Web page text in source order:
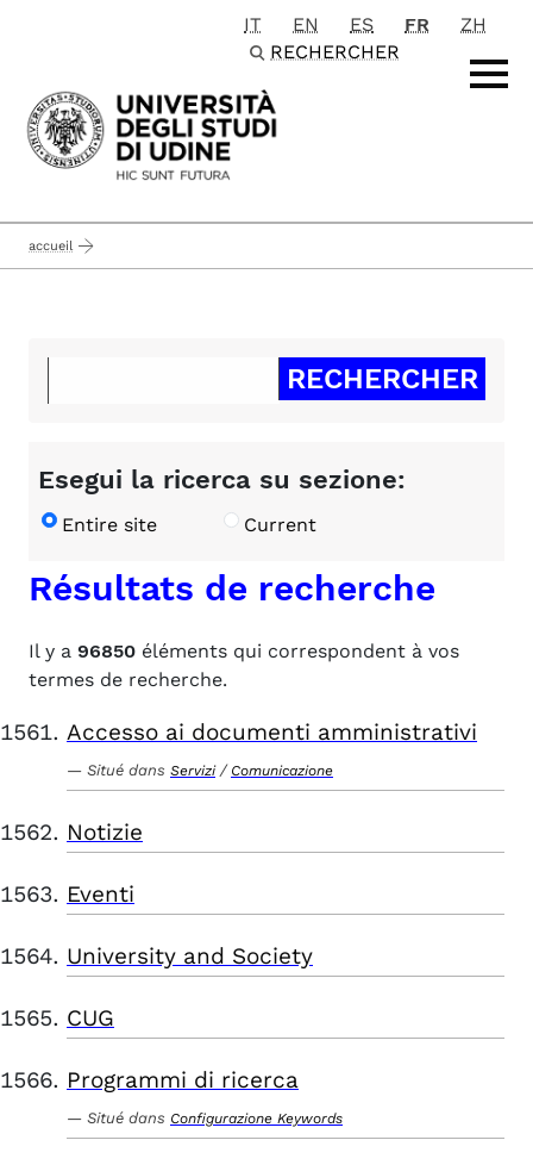
Passa al contenuto principale
IT EN ES FR
ZH
RECHERCHER
accueil
Esegui la ricerca su sezione:
Entire site Current
Résultats de recherche
Il y a 96850 éléments qui correspondent à vos
termes de recherche.
Accesso ai documenti amministrativi
Situé dans Servizi / Comunicazione
Notizie
Eventi
University and Society
CUG
Programmi di ricerca
Situé dans Configurazione Keywords